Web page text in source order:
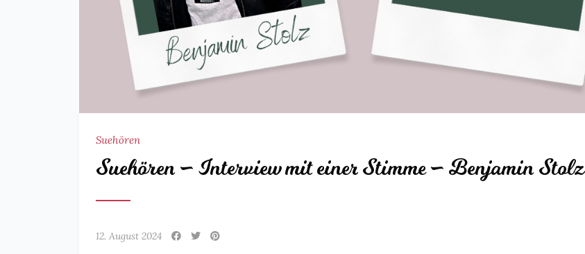
Suehören
Suehören – Interview mit einer Stimme – Benjamin Stolz
12. August 2024